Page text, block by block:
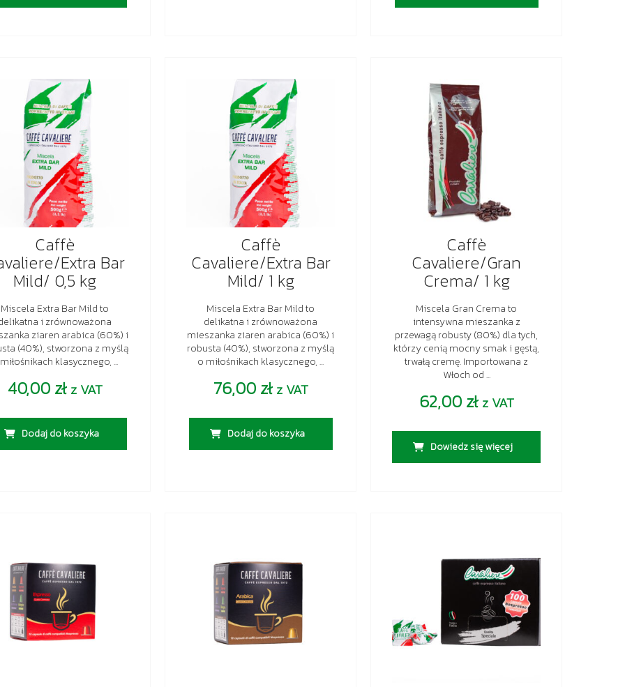
Caffè
Extra Bar
Mild/ 0,5 kg
Miscela Extra Bar Mild to
i zrównoważona
ziaren arabica (60%) i
(40%), stworzona z myślą
klasycznego, ...
40,00 zł z VAT
Dodaj do koszyka
Caffè
Cavaliere/Extra Bar
Mild/ 1 kg
Miscela Extra Bar Mild to
delikatna i zrównoważona
mieszanka ziaren arabica (60%) i
robusta (40%), stworzona z myślą
o miłośnikach klasycznego, ...
76,00 zł z VAT
Dodaj do koszyka
Caffè
Cavaliere/Gran
Crema/ 1 kg
Miscela Gran Crema to
intensywna mieszanka z
przewagą robusty (80%) dla tych,
którzy cenią mocny smak i gęstą,
trwałą cremę. Importowana z
Włoch od ...
62,00 zł z VAT
Dowiedz się więcej